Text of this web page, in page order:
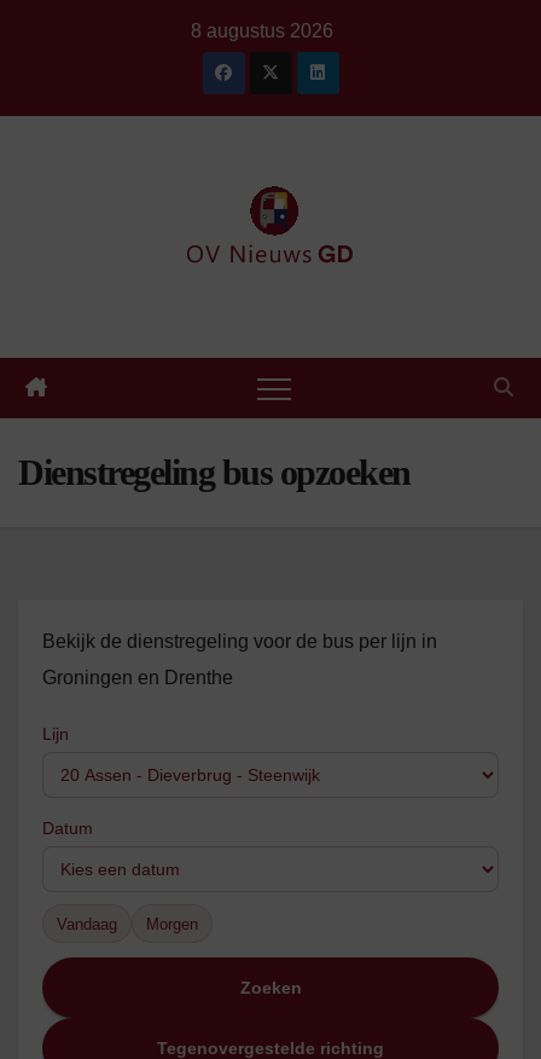
8 augustus 2026
Dienstregeling bus opzoeken
Bekijk de dienstregeling voor de bus per lijn in
Groningen en Drenthe
Lijn
Datum
Vandaag Morgen
Zoeken
Tegenovergestelde richting